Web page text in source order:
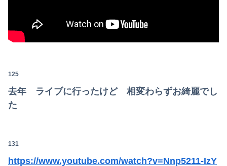
125
去年 ライブに行ったけど 相変わらずお綺麗でし
た
131
https://www.youtube.com/watch?v=Nnp5211-IzY